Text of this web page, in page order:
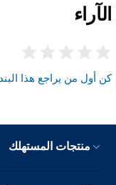
الآراء
كن أول من يراجع هذا البند
منتجات المستهلك